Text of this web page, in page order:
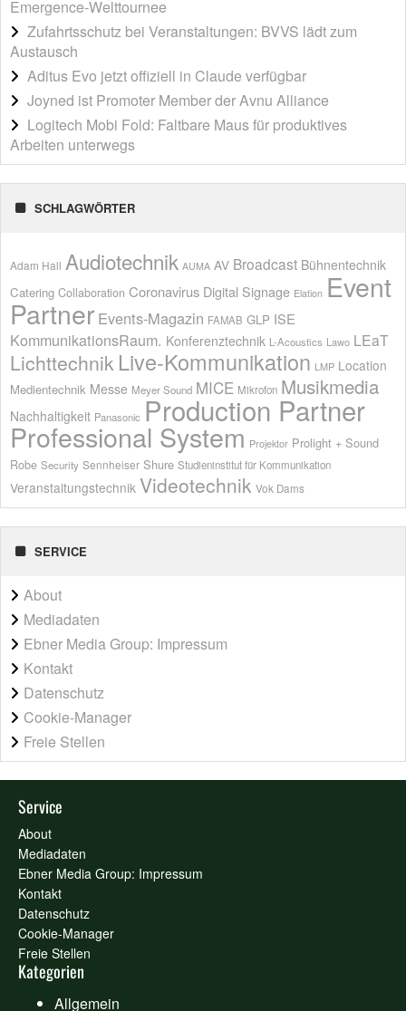
Emergence-Welttournee
Zufahrtsschutz bei Veranstaltungen: BVVS lädt zum
Austausch
Aditus Evo jetzt offiziell in Claude verfügbar
Joyned ist Promoter Member der Avnu Alliance
Logitech Mobi Fold: Faltbare Maus für produktives
Arbeiten unterwegs
SCHLAGWÖRTER
Adam Hall Audiotechnik AUMA AV Broadcast Bühnentechnik
Catering Collaboration Coronavirus Digital Signage Elation Event
Partner Events-Magazin FAMAB GLP ISE
KommunikationsRaum. Konferenztechnik L-Acoustics Lawo LEaT
Lichttechnik Live-Kommunikation LMP Location
Medientechnik Messe Meyer Sound MICE Mikrofon Musikmedia
Nachhaltigkeit Panasonic Production Partner
Professional System Projektor Prolight + Sound
Robe Security Sennheiser Shure Studieninstitut für Kommunikation
Veranstaltungstechnik Videotechnik Vok Dams
SERVICE
About
Mediadaten
Ebner Media Group: Impressum
Kontakt
Datenschutz
Cookie-Manager
Freie Stellen
Service
About
Mediadaten
Ebner Media Group: Impressum
Kontakt
Datenschutz
Cookie-Manager
Freie Stellen
Kategorien
Allgemein